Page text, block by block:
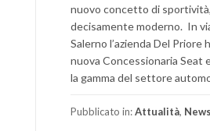
nuovo concetto di
decisamente moderno. In
Salerno l’azienda Del
nuova Concessionaria Seat
la gamma del settore
Pubblicato in:Attualità,